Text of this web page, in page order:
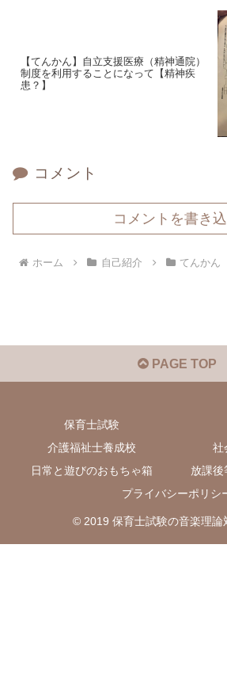
【てんかん】自立支援医療（精神通院）
制度を利用することになって【精神疾
患？】
コメント
コメントを書き
ホーム 自己紹介 てんかん
PAGE TOP
保育士試験
介護福祉士養成校
社
日常と遊びのおもちゃ箱
放課
プライバシーポリシ
© 2019 保育士試験の音楽理論